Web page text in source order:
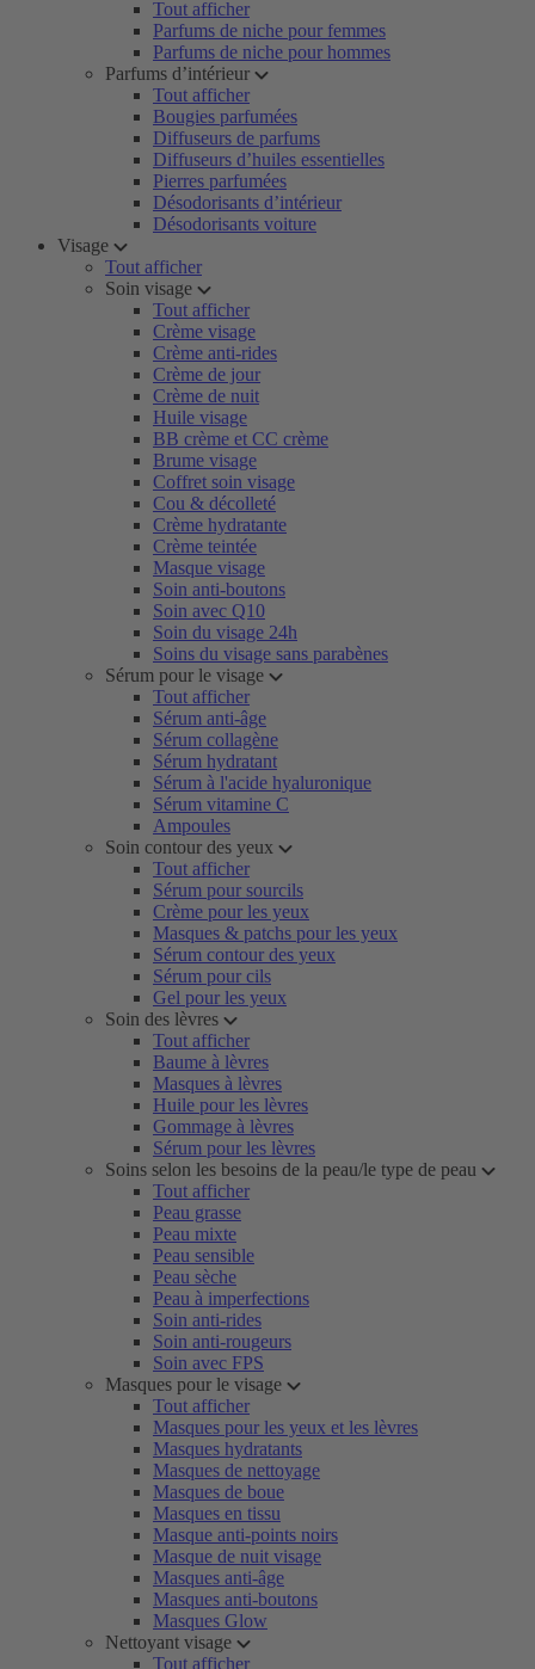
Tout afficher
Parfums de niche pour femmes
Parfums de niche pour hommes
Parfums d’intérieur
Tout afficher
Bougies parfumées
Diffuseurs de parfums
Diffuseurs d’huiles essentielles
Pierres parfumées
Désodorisants d’intérieur
Désodorisants voiture
Visage
Tout afficher
Soin visage
Tout afficher
Crème visage
Crème anti-rides
Crème de jour
Crème de nuit
Huile visage
BB crème et CC crème
Brume visage
Coffret soin visage
Cou & décolleté
Crème hydratante
Crème teintée
Masque visage
Soin anti-boutons
Soin avec Q10
Soin du visage 24h
Soins du visage sans parabènes
Sérum pour le visage
Tout afficher
Sérum anti-âge
Sérum collagène
Sérum hydratant
Sérum à l'acide hyaluronique
Sérum vitamine C
Ampoules
Soin contour des yeux
Tout afficher
Sérum pour sourcils
Crème pour les yeux
Masques & patchs pour les yeux
Sérum contour des yeux
Sérum pour cils
Gel pour les yeux
Soin des lèvres
Tout afficher
Baume à lèvres
Masques à lèvres
Huile pour les lèvres
Gommage à lèvres
Sérum pour les lèvres
Soins selon les besoins de la peau/le type de peau
Tout afficher
Peau grasse
Peau mixte
Peau sensible
Peau sèche
Peau à imperfections
Soin anti-rides
Soin anti-rougeurs
Soin avec FPS
Masques pour le visage
Tout afficher
Masques pour les yeux et les lèvres
Masques hydratants
Masques de nettoyage
Masques de boue
Masques en tissu
Masque anti-points noirs
Masque de nuit visage
Masques anti-âge
Masques anti-boutons
Masques Glow
Nettoyant visage
Tout afficher